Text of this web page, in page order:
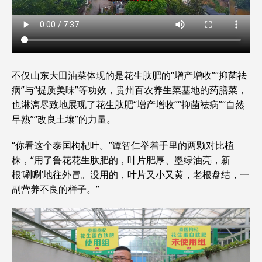
不仅山东大田油菜体现的是花生肽肥的“增产增收”“抑菌祛
病”与“提质美味”等功效，贵州百农养生菜基地的药膳菜，
也淋漓尽致地展现了花生肽肥“增产增收”“抑菌祛病”“自然
早熟”“改良土壤”的力量。
“你看这个泰国枸杞叶。”谭智仁举着手里的两颗对比植
株，“用了鲁花花生肽肥的，叶片肥厚、墨绿油亮，新
根‘唰唰’地往外冒。没用的，叶片又小又黄，老根盘结，一
副营养不良的样子。”